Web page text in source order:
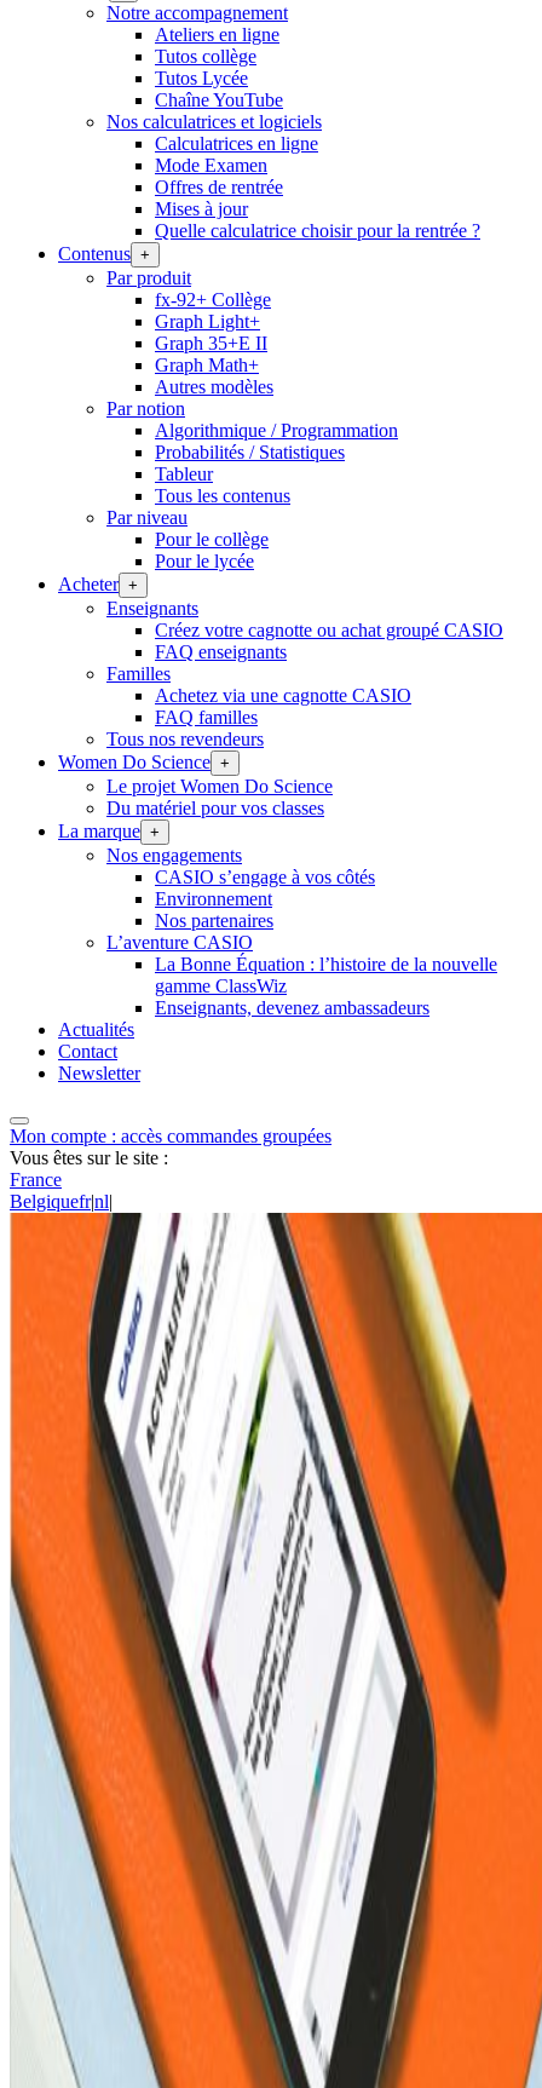
Notre accompagnement
Ateliers en ligne
Tutos collège
Tutos Lycée
Chaîne YouTube
Nos calculatrices et logiciels
Calculatrices en ligne
Mode Examen
Offres de rentrée
Mises à jour
Quelle calculatrice choisir pour la rentrée ?
Contenus +
Par produit
fx-92+ Collège
Graph Light+
Graph 35+E II
Graph Math+
Autres modèles
Par notion
Algorithmique / Programmation
Probabilités / Statistiques
Tableur
Tous les contenus
Par niveau
Pour le collège
Pour le lycée
Acheter +
Enseignants
Créez votre cagnotte ou achat groupé CASIO
FAQ enseignants
Familles
Achetez via une cagnotte CASIO
FAQ familles
Tous nos revendeurs
Women Do Science +
Le projet Women Do Science
Du matériel pour vos classes
La marque +
Nos engagements
CASIO s’engage à vos côtés
Environnement
Nos partenaires
L’aventure CASIO
La Bonne Équation : l’histoire de la nouvelle
gamme ClassWiz
Enseignants, devenez ambassadeurs
Actualités
Contact
Newsletter
Mon compte : accès commandes groupées
Vous êtes sur le site :
France
Belgiquefr|nl|